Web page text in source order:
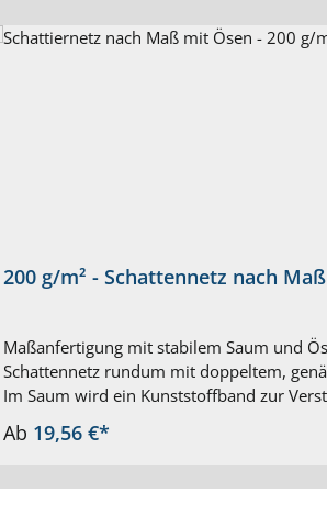
200 g/m² - Schattennetz nach
Maßanfertigung mit stabilem Saum und
Schattennetz rundum mit doppeltem,
Im Saum wird ein Kunststoffband zur
Ösen versehen. Ösendurchmesser innen
orange, rot, gelb, hell-blau, hell-grün,
Ab 19,56 €*